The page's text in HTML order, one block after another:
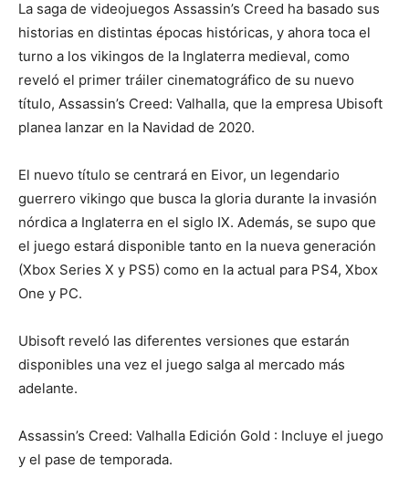
La saga de videojuegos Assassin’s Creed ha basado sus
historias en distintas épocas históricas, y ahora toca el
turno a los vikingos de la Inglaterra medieval, como
reveló el primer tráiler cinematográfico de su nuevo
título, Assassin’s Creed: Valhalla, que la empresa Ubisoft
planea lanzar en la Navidad de 2020.
El nuevo título se centrará en Eivor, un legendario
guerrero vikingo que busca la gloria durante la invasión
nórdica a Inglaterra en el siglo IX. Además, se supo que
el juego estará disponible tanto en la nueva generación
(Xbox Series X y PS5) como en la actual para PS4, Xbox
One y PC.
Ubisoft reveló las diferentes versiones que estarán
disponibles una vez el juego salga al mercado más
adelante.
Assassin’s Creed: Valhalla Edición Gold : Incluye el juego
y el pase de temporada.